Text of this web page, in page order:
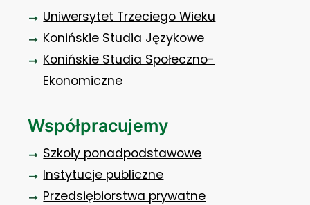
Uniwersytet Trzeciego Wieku
Konińskie Studia Językowe
Konińskie Studia Społeczno-
Ekonomiczne
Współpracujemy
Szkoły ponadpodstawowe
Instytucje publiczne
Przedsiębiorstwa prywatne